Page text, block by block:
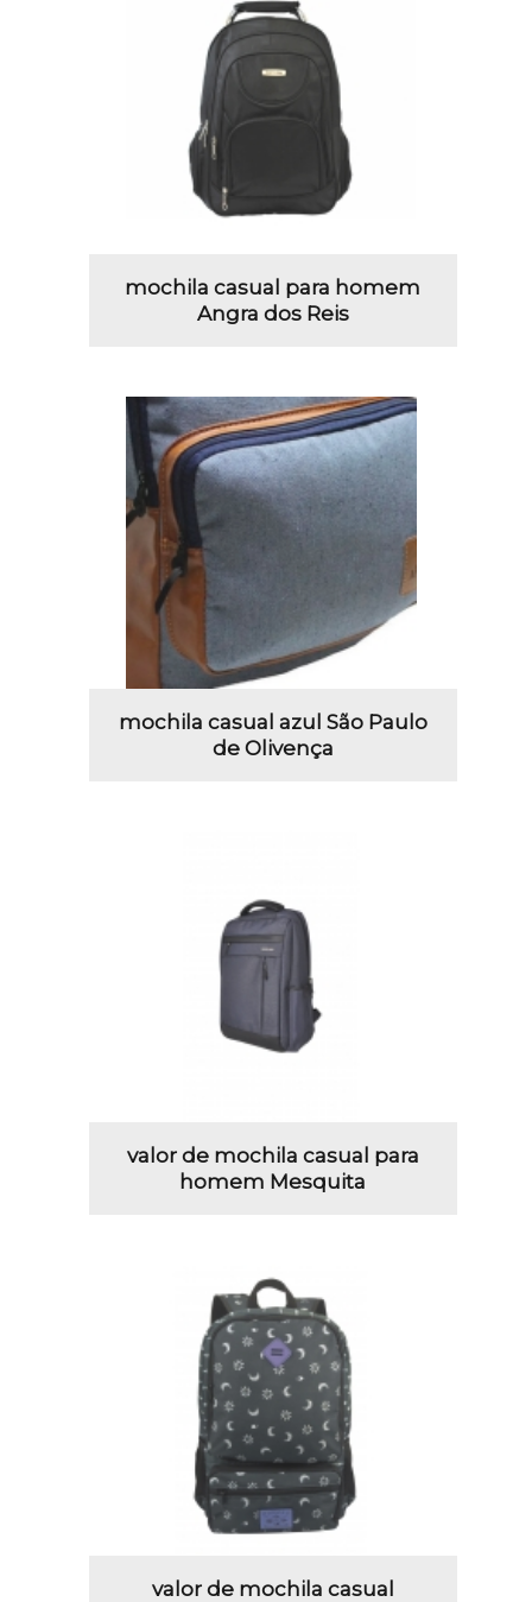
mochila casual para homem
Angra dos Reis
mochila casual azul São Paulo
de Olivença
valor de mochila casual para
homem Mesquita
valor de mochila casual